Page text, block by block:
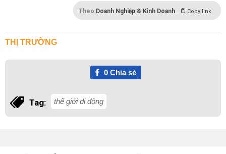
Theo Doanh Nghiệp & Kinh Doanh Copy link
THỊ TRƯỜNG
0Chia sẻ
Tag: thế giới di động